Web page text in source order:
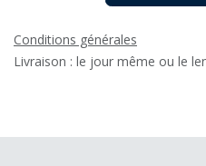
Conditions générales
Livraison : le jour même ou le